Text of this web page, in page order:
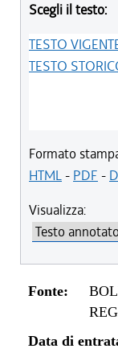
Scegli il testo:
TESTO
TESTO
Formato
HTML- PDF -
Visualizza:
Fonte:
Data di